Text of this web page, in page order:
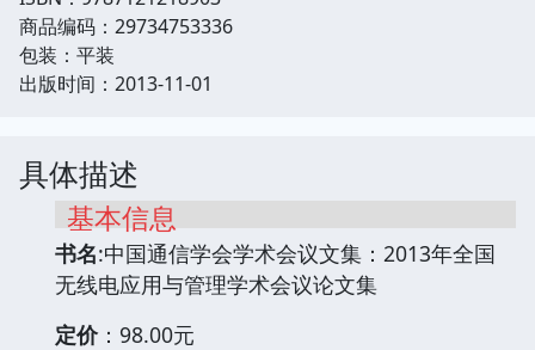
商品编码：29734753336
包装：平装
出版时间：2013-11-01
具体描述
基本信息
书名:中国通信学会学术会议文集：2013年全国
无线电应用与管理学术会议论文集
定价：98.00元